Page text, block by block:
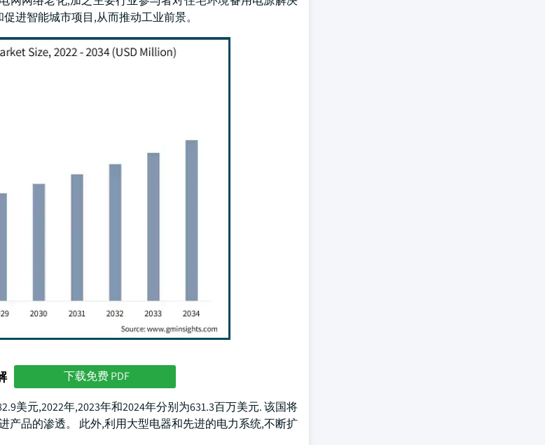
进智能城市项目,从而推动工业前景。
下载免费 PDF
美元,2022年,2023年和2024年分别为631.3百万美元. 该国将
产品的渗透。 此外,利用大型电器和先进的电力系统,不断扩